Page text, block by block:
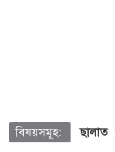
বিষয়সমূহ: ছালাত